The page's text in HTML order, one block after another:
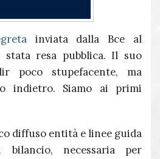
inviata dalla Bce al
stata resa pubblica. Il suo
poco stupefacente, ma
indietro. Siamo ai primi
diffuso entità e linee guida
bilancio, necessaria per